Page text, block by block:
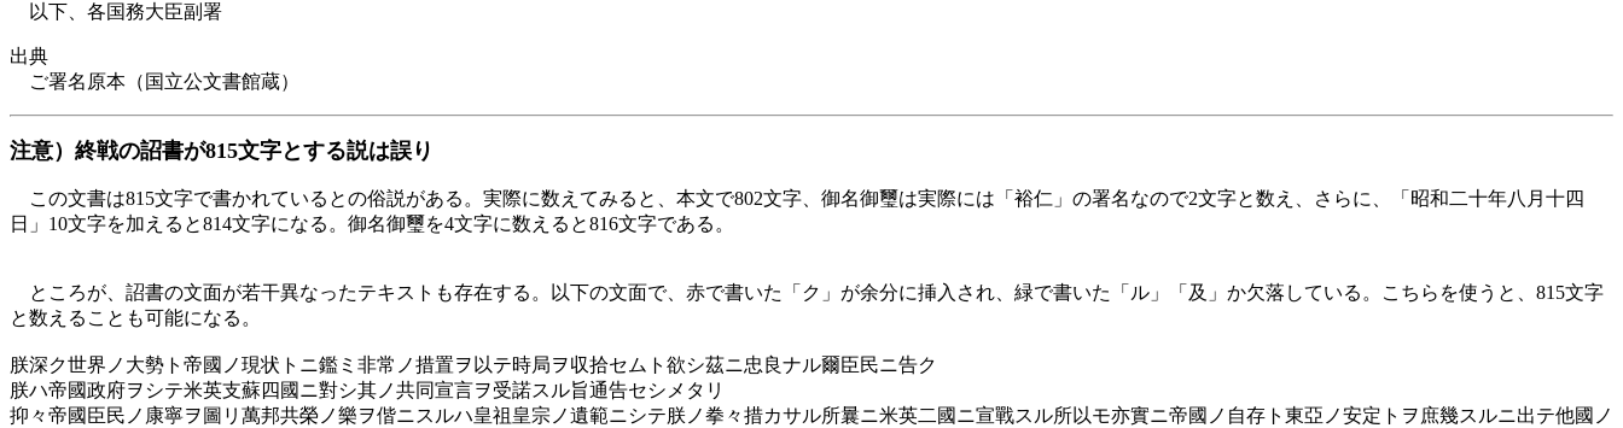
以下、各国務大臣副署
出典
ご署名原本（国立公文書館蔵）
注意）終戦の詔書が815文字とする説は誤り
この文書は815文字で書かれているとの俗説がある。実際に数えてみると、本文で802文字、御名御璽は実際には「裕仁」の署名なので2文字と数え、さらに、「昭和二十年八月十四
日」10文字を加えると814文字になる。御名御璽を4文字に数えると816文字である。
ところが、詔書の文面が若干異なったテキストも存在する。以下の文面で、赤で書いた「ク」が余分に挿入され、緑で書いた「ル」「及」か欠落している。こちらを使うと、815文字
と数えることも可能になる。
朕深ク世界ノ大勢ト帝國ノ現状トニ鑑ミ非常ノ措置ヲ以テ時局ヲ収拾セムト欲シ茲ニ忠良ナル爾臣民ニ告ク
朕ハ帝國政府ヲシテ米英支蘇四國ニ對シ其ノ共同宣言ヲ受諾スル旨通告セシメタリ
抑々帝國臣民ノ康寧ヲ圖リ萬邦共榮ノ樂ヲ偕ニスルハ皇祖皇宗ノ遺範ニシテ朕ノ拳々措カサル所曩ニ米英二國ニ宣戰スル所以モ亦實ニ帝國ノ自存ト東亞ノ安定トヲ庶幾スルニ出テ他國ノ